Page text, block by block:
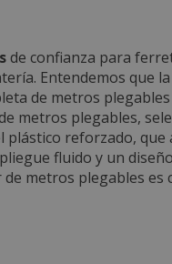
de confianza para
Entendemos que
de metros
metros plegables,
reforzado,
fluido y un
metros plegables es